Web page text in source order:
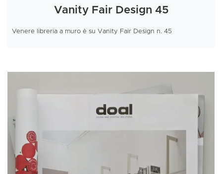
Vanity Fair Design 45
Venere libreria a muro è su Vanity Fair Design n. 45